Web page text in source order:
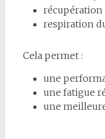
récupération
respiration
Cela permet :
une
une fatigue
une